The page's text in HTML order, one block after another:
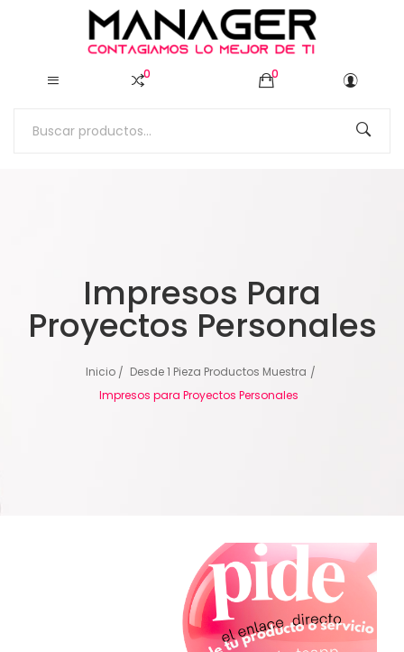
0 0
Impresos Para
Proyectos Personales
Inicio
Desde 1 Pieza Productos Muestra
Impresos para Proyectos Personales